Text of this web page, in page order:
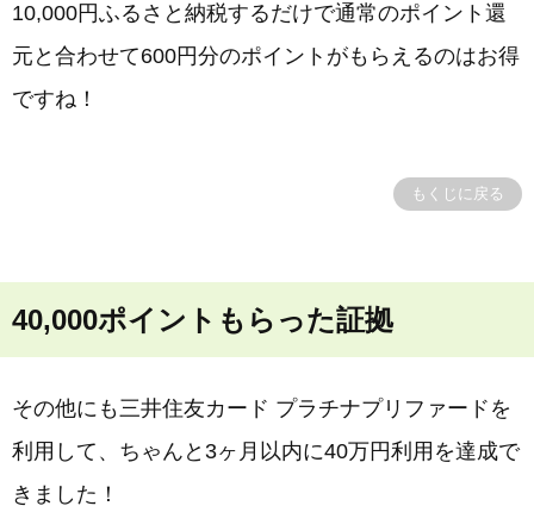
10,000円ふるさと納税するだけで通常のポイント還
元と合わせて600円分のポイントがもらえるのはお得
ですね！
もくじに戻る
40,000ポイントもらった証拠
その他にも三井住友カード プラチナプリファードを
利用して、ちゃんと3ヶ月以内に40万円利用を達成で
きました！